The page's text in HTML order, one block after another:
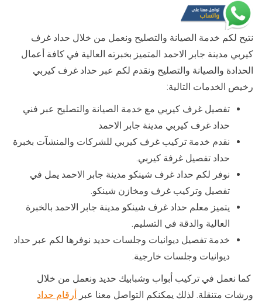
نتيح لكم خدمة الصيانة والتصليح ونعمل من خلال حداد غرف
كيربي مدينة جابر الاحمد المتميز بخبرته العالية في كافة أعمال
الحدادة والصيانة والتصليح ونقدم لكم عبر حداد غرف كيربي
رخيص الخدمات التالية:
تفصيل غرف كيربي مع خدمة الصيانة والتصليح عبر فني
حداد غرف كيربي مدينة جابر الاحمد
نقدم خدمة تركيب غرف كيربي للشركات والمنشآت بخبرة
حداد تفصيل غرفة كيربي.
نوفر لكم حداد غرف شينكو مدينة جابر الاحمد يمل في
تفصيل وتركيب غرف ومخازن شينكو.
يتميز معلم حداد غرف شينكو مدينة جابر الاحمد بالخبرة
العالية والدقة في التسليم.
خدمة تفصيل ديوانيات وجلسات حديد نوفرها لكم عبر حداد
ديوانيات وجلسات خارجية.
كما نعمل في تركيب أبواب وشبابيك حديد ونعمل من خلال
ورشات متنقلة. لذلك يمكنكم التواصل معنا عبر
أرقام حداد